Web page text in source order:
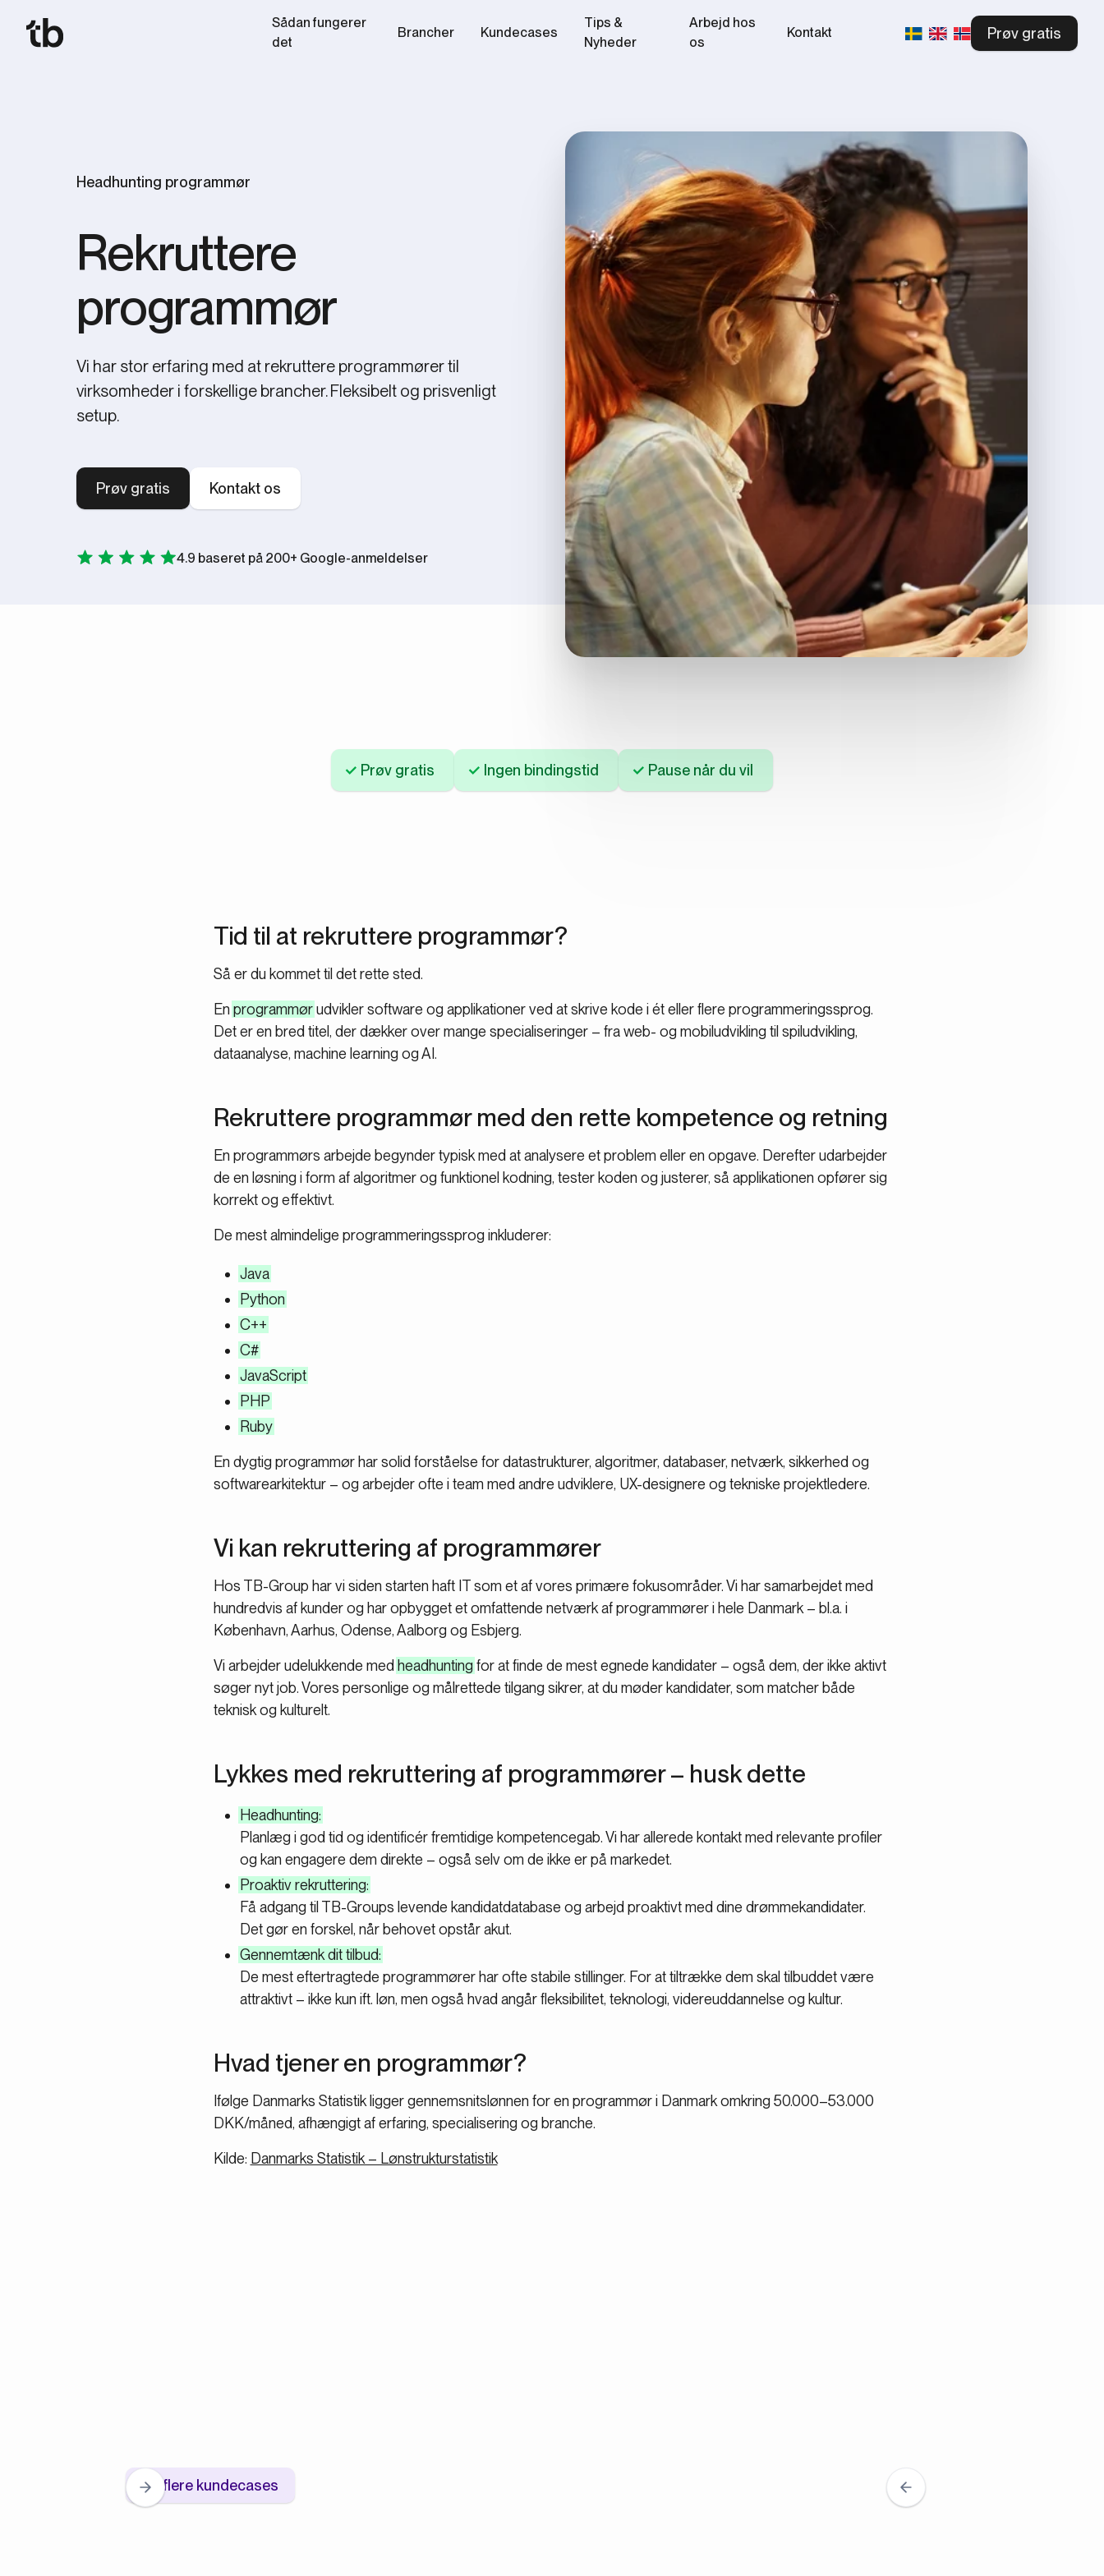
Sådan fungerer
det
Brancher Kundecases
Tips &
Nyheder
Arbejd hos
os
Kontakt Prøv gratis
Headhunting programmør
Rekruttere
programmør
Vi har stor erfaring med at rekruttere programmører til
virksomheder i forskellige brancher. Fleksibelt og prisvenligt
setup.
Prøv gratis Kontakt os
4.9 baseret på 200+ Google-anmeldelser
Prøv gratis Ingen bindingstid Pause når du vil
Tid til at rekruttere programmør?
Så er du kommet til det rette sted.
En programmørudvikler software og applikationer ved at skrive kode i ét eller flere programmeringssprog.
Det er en bred titel, der dækker over mange specialiseringer – fra web- og mobiludvikling til spiludvikling,
dataanalyse, machine learning og AI.
Rekruttere programmør med den rette kompetence og retning
En programmørs arbejde begynder typisk med at analysere et problem eller en opgave. Derefter udarbejder
de en løsning i form af algoritmer og funktionel kodning, tester koden og justerer, så applikationen opfører sig
korrekt og effektivt.
De mest almindelige programmeringssprog inkluderer:
Java
Python
C++
C#
JavaScript
PHP
Ruby
En dygtig programmør har solid forståelse for datastrukturer, algoritmer, databaser, netværk, sikkerhed og
softwarearkitektur – og arbejder ofte i team med andre udviklere, UX-designere og tekniske projektledere.
Vi kan rekruttering af programmører
Hos TB-Group har vi siden starten haft IT som et af vores primære fokusområder. Vi har samarbejdet med
hundredvis af kunder og har opbygget et omfattende netværk af programmører i hele Danmark – bl.a. i
København, Aarhus, Odense, Aalborg og Esbjerg.
Vi arbejder udelukkende med headhunting for at finde de mest egnede kandidater – også dem, der ikke aktivt
søger nyt job. Vores personlige og målrettede tilgang sikrer, at du møder kandidater, som matcher både
teknisk og kulturelt.
Lykkes med rekruttering af programmører – husk dette
Headhunting:
Planlæg i god tid og identificér fremtidige kompetencegab. Vi har allerede kontakt med relevante profiler
og kan engagere dem direkte – også selv om de ikke er på markedet.
Proaktiv rekruttering:
Få adgang til TB-Groups levende kandidatdatabase og arbejd proaktivt med dine drømmekandidater.
Det gør en forskel, når behovet opstår akut.
Gennemtænk dit tilbud:
De mest eftertragtede programmører har ofte stabile stillinger. For at tiltrække dem skal tilbuddet være
attraktivt – ikke kun ift. løn, men også hvad angår fleksibilitet, teknologi, videreuddannelse og kultur.
Hvad tjener en programmør?
Ifølge Danmarks Statistik ligger gennemsnitslønnen for en programmør i Danmark omkring 50.000–53.000
DKK/måned, afhængigt af erfaring, specialisering og branche.
Kilde: Danmarks Statistik – Lønstrukturstatistik
Se flere kundecases